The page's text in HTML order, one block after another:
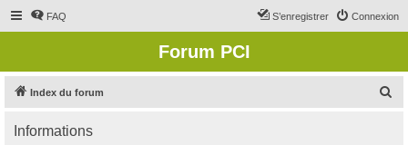
FAQ Connexion
S’enregistrer
Forum PCI
Index du forum
Informations